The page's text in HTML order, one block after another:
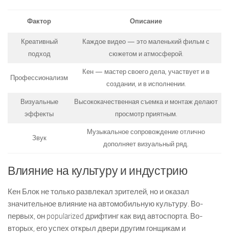
Фактор Описание
Креативный
подход
Каждое видео — это маленький фильм с
сюжетом и атмосферой.
Профессионализм
Кен — мастер своего дела, участвует и в
создании, и в исполнении.
Визуальные
эффекты
Высококачественная съемка и монтаж делают
просмотр приятным.
Звук
Музыкальное сопровождение отлично
дополняет визуальный ряд.
Влияние на культуру и индустрию
Кен Блок не только развлекал зрителей, но и оказал
значительное влияние на автомобильную культуру. Во-
первых, он popularized дрифтинг как вид автоспорта. Во-
вторых, его успех открыл двери другим гонщикам и